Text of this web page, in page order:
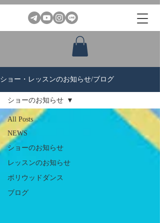
ショー・レッスンのお知らせ/ブログ
All Posts
NEWS
ショーのお知らせ
レッスンのお知らせ
ボリウッドダンス
ブログ
ショーのお知らせ